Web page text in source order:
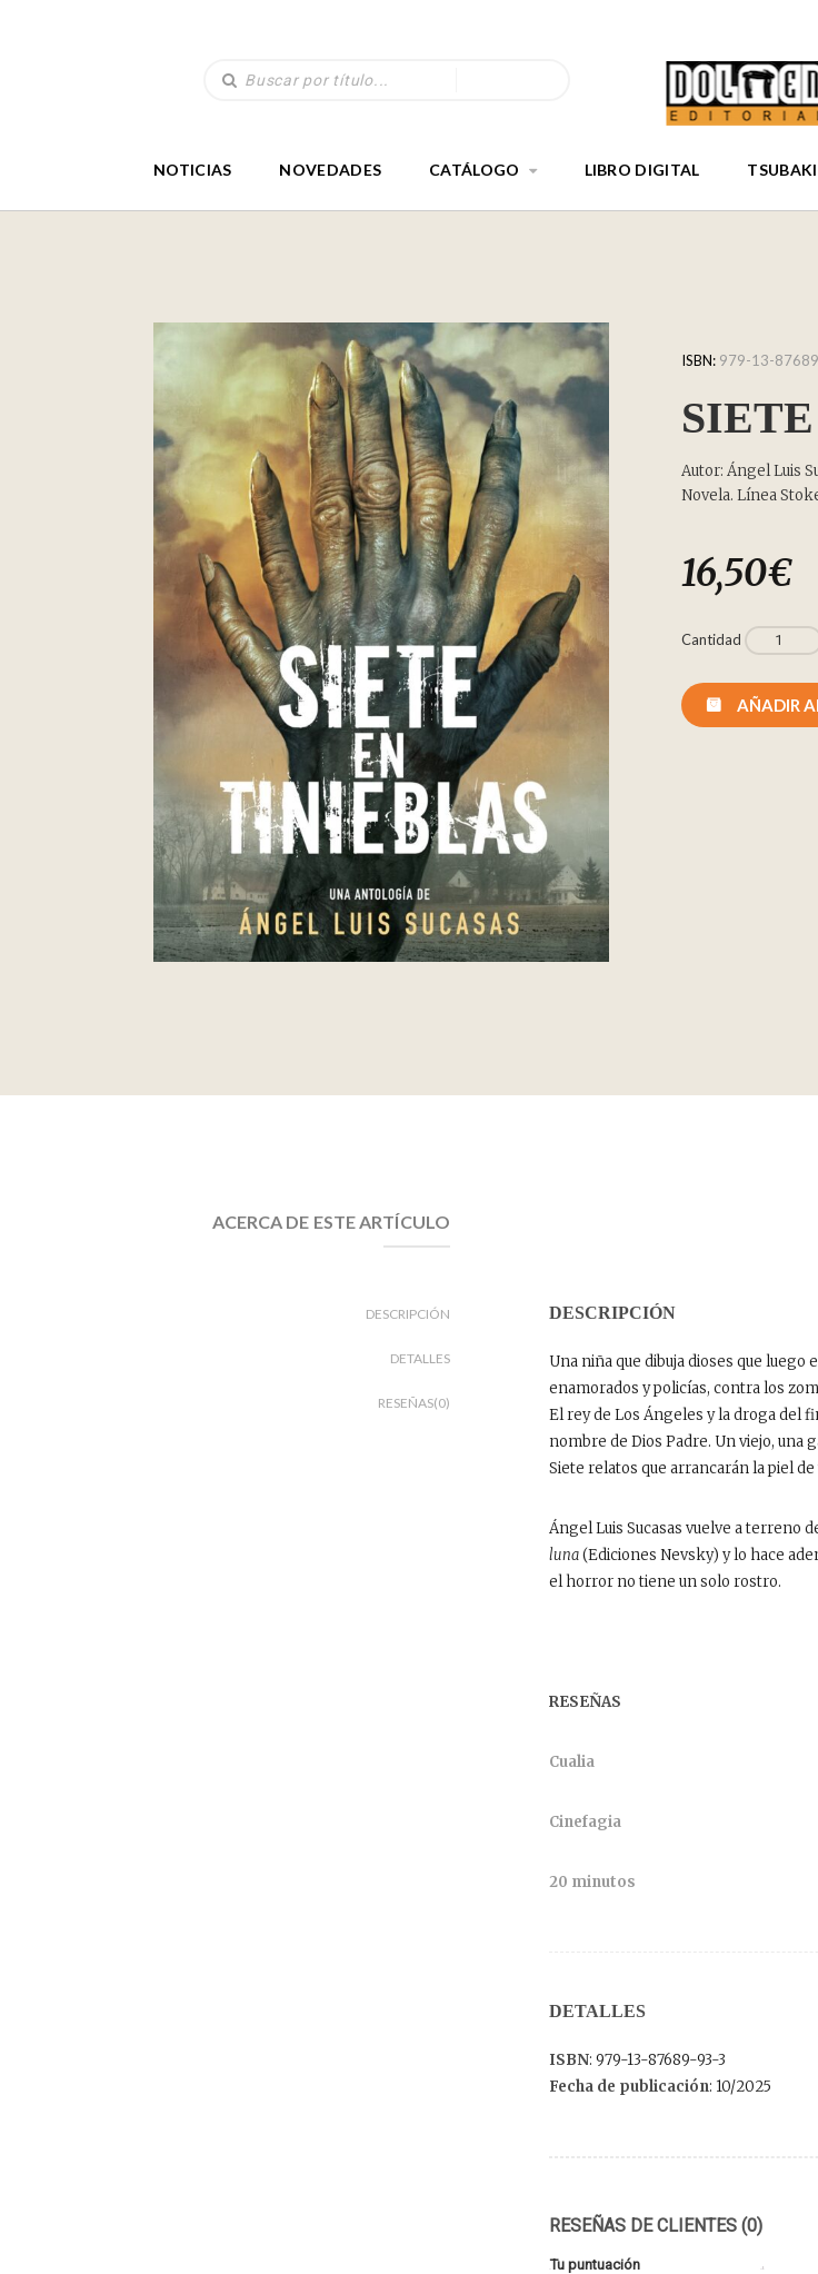
NOTICIAS NOVEDADES CATÁLOGO LIBRO DIGITAL TSUBAKI
ISBN: 979-13-
Autor: Ángel Luis
Novela. Línea
16,50€
Cantidad
AÑADIR
ACERCA DE ESTE ARTÍCULO
DESCRIPCIÓN
DETALLES
RESEÑAS(0)
DESCRIPCIÓN
Una niña que dibuja dioses que
enamorados y policías, contra los
El rey de Los Ángeles y la droga del
nombre de Dios Padre. Un viejo, una
Siete relatos que arrancarán la piel
Ángel Luis Sucasas vuelve a terreno
luna(Ediciones Nevsky) y lo hace
el horror no tiene un solo rostro.
RESEÑAS
Cualia
Cinefagia
20 minutos
DETALLES
ISBN: 979-13-87689-93-3
Fecha de publicación: 10/2025
RESEÑAS DE CLIENTES (0)
Tu puntuación